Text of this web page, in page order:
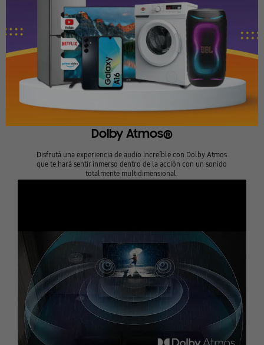
Dolby Atmos®
Disfrutá una experiencia de audio increíble con Dolby Atmos
que te hará sentir inmerso dentro de la acción con un sonido
totalmente multidimensional.